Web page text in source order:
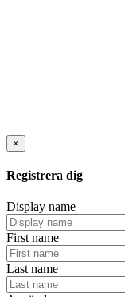
×
Registrera dig
Display name
First name
Last name